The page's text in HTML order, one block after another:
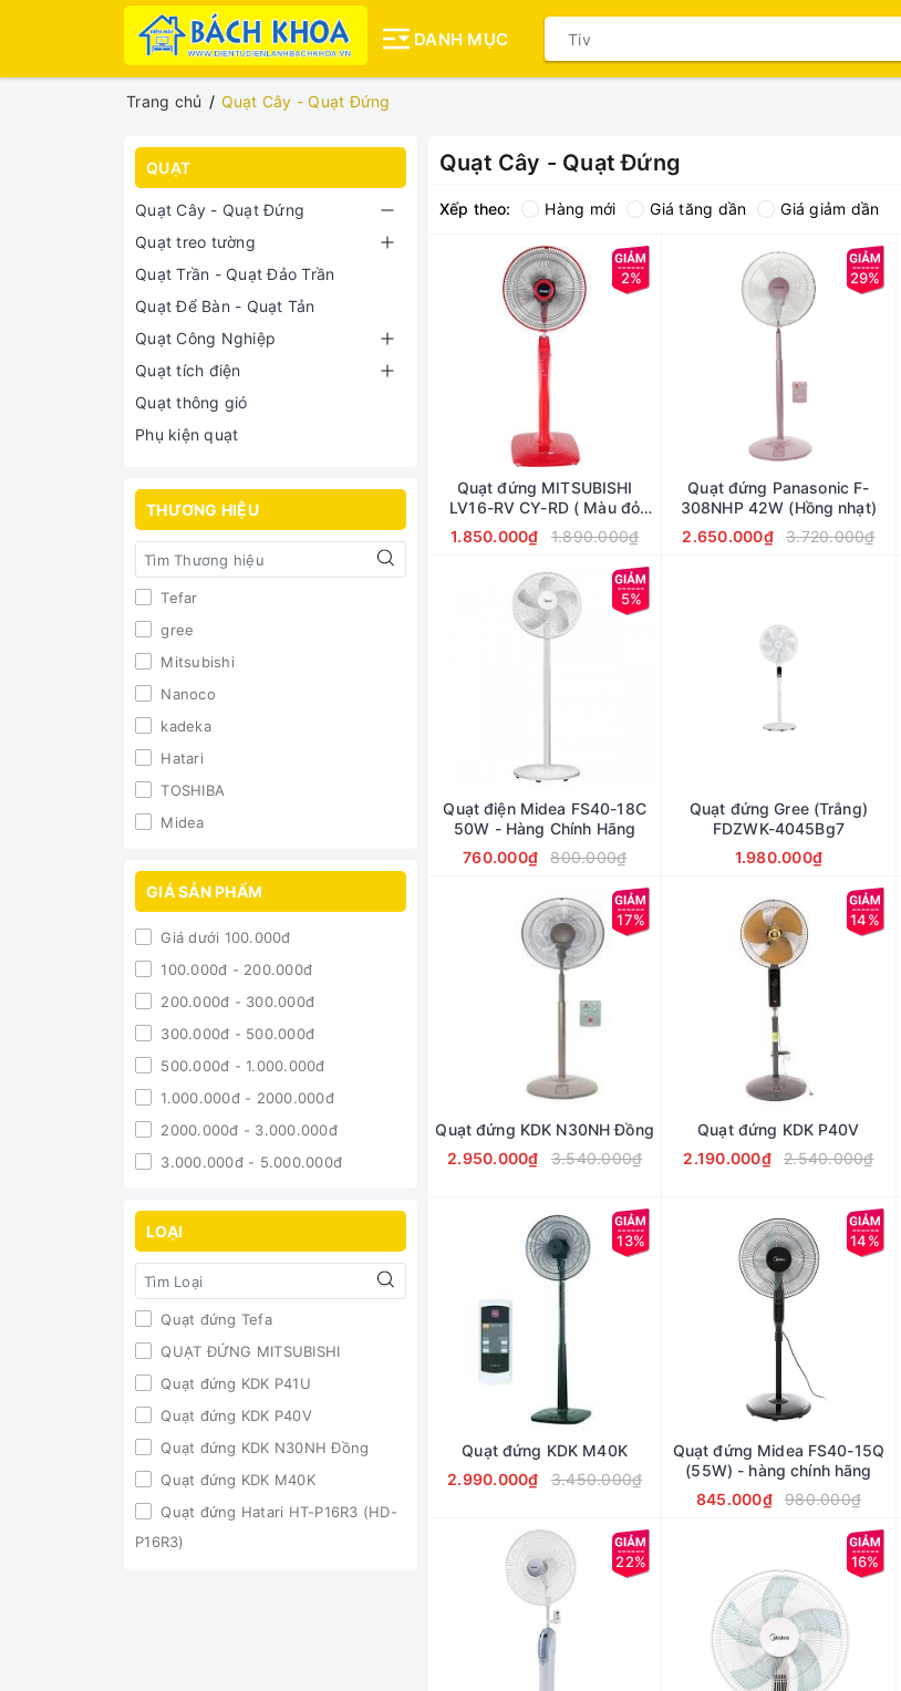
DANH MỤC
Trang chủ Quạt Cây - Quạt Đứng
QUẠT
Quạt Cây - Quạt Đứng
Quạt treo tường
Quạt Trần - Quạt Đảo Trần
Quạt Để Bàn - Quạt Tản
Quạt Công Nghiệp
Quạt tích điện
Quạt thông gió
Phụ kiện quạt
THƯƠNG HIỆU
Tefar
gree
Mitsubishi
Nanoco
kadeka
Hatari
TOSHIBA
Midea
PANASONIC
GIÁ SẢN PHẨM
Giá dưới 100.000đ
100.000đ - 200.000đ
200.000đ - 300.000đ
300.000đ - 500.000đ
500.000đ - 1.000.000đ
1.000.000đ - 2000.000đ
2000.000đ - 3.000.000đ
3.000.000đ - 5.000.000đ
Giá trên 10.000.000đ
LOẠI
Quạt đứng Tefa
QUẠT ĐỨNG MITSUBISHI
Quạt đứng KDK P41U
Quạt đứng KDK P40V
Quạt đứng KDK N30NH Đồng
Quạt đứng KDK M40K
Quạt đứng Hatari HT-P16R3 (HD-
P16R3)
Quạt Cây - Quạt Đứng
Xếp theo: Hàng mới Giá tăng dần Giá giảm dần
2%
Quạt đứng MITSUBISHI
LV16-RV CY-RD ( Màu đỏ
đậm)
1.850.000₫ 1.890.000₫
29%
Quạt đứng Panasonic F-
308NHP 42W (Hồng nhạt)
2.650.000₫
3.720.000₫
5%
Quạt điện Midea FS40-18C
50W - Hàng Chính Hãng
760.000₫
800.000₫
Quạt đứng Gree (Trắng)
FDZWK-4045Bg7
1.980.000₫
17%
Quạt đứng KDK N30NH Đồng
2.950.000₫
3.540.000₫
14%
Quạt đứng KDK P40V
2.190.000₫
2.540.000₫
13%
Quạt đứng KDK M40K
2.990.000₫
3.450.000₫
14%
Quạt đứng Midea FS40-15Q
(55W) - hàng chính hãng
845.000₫
980.000₫
22% 16%